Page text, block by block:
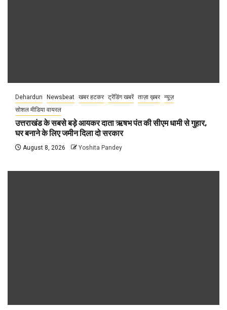
Dehardun Newsbeat खबर हटकर ट्रेंडिंग खबरें ताज़ा ख़बर न्यूज़
सोशल मीडिया वायरल
उत्तराखंड के सबसे बड़े आयकर दाता ऋषभ पंत की सीएम धामी से गुहार,
घर बनाने के लिए जमीन दिला दो सरकार
August 8, 2026 Yoshita Pandey